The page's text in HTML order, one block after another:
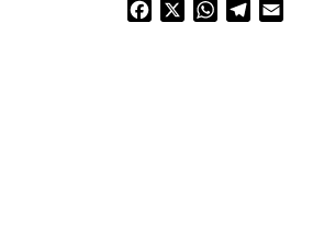
Facebook WhatsAppTelegram